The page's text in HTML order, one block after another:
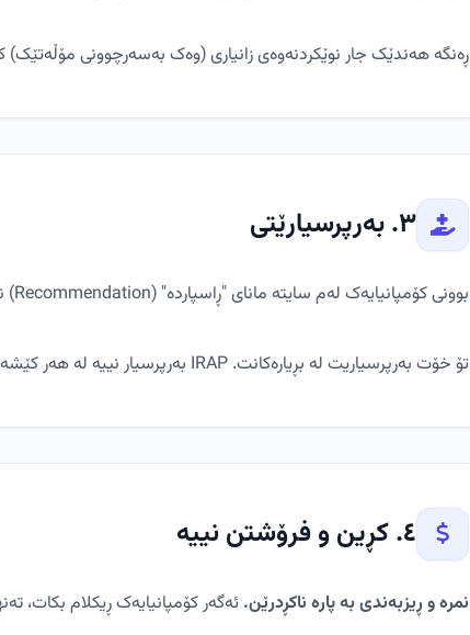
ڕەنگە هەندێک جار نوێکردنەوەی زانیاری (وەک بەسەرچوونی
٣. بەرپرسیارێتی
بوونی کۆمپانیایەک لەم سایتە مانای "ڕاسپاردە" (Recommendation) نییە بۆ ئەوەی پارەی تێدا خەرج بکەیت.
تۆ خۆت بەرپرسیاریت لە بڕیارەکانت. IRAP بەرپرسیار نییە لە هەر کێشەیەک کە لە نێوان تۆ و کۆمپانیاکاندا دروست دەبێت.
٤. کڕین و فرۆشتن نییە
نمرە و ڕیزبەندی بە پارە ناکڕدرێن. ئەگەر کۆمپانیایەک ڕیکلام بکات،